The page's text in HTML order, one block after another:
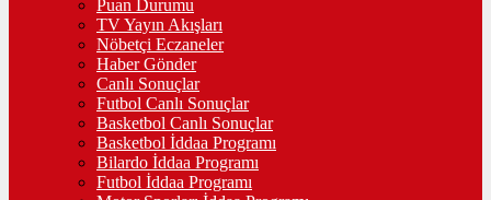
Puan Durumu
TV Yayın Akışları
Nöbetçi Eczaneler
Haber Gönder
Canlı Sonuçlar
Futbol Canlı Sonuçlar
Basketbol Canlı Sonuçlar
Basketbol İddaa Programı
Bilardo İddaa Programı
Futbol İddaa Programı